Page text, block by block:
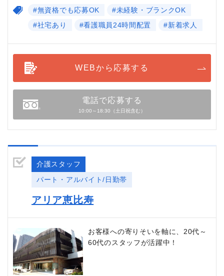
#無資格でも応募OK
#未経験・ブランクOK
#社宅あり
#看護職員24時間配置 #新着求人
WEBから応募する
電話で応募する
10:00～18:30（土日祝含む）
介護スタッフ
パート・アルバイト/日勤帯
アリア恵比寿
お客様への寄りそいを軸に、20代～
60代のスタッフが活躍中！